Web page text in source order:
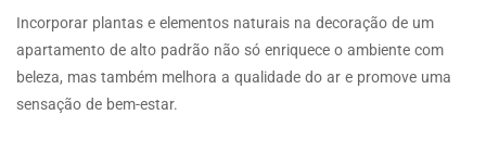
Incorporar plantas e elementos naturais na decoração de um
apartamento de alto padrão não só enriquece o ambiente com
beleza, mas também melhora a qualidade do ar e promove uma
sensação de bem-estar.